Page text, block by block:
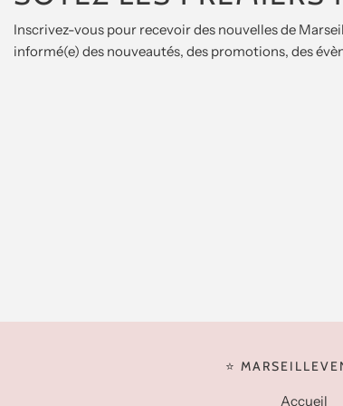
Inscrivez-vous pour recevoir des nouvelles de
informé(e) des nouveautés, des promotions, des
⭐️
Accueil